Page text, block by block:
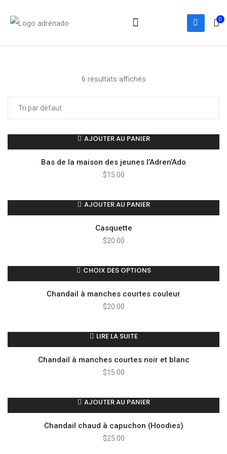
0
6 résultats affichés
AJOUTER AU PANIER
Bas de la maison des jeunes l’Adren’Ado
$15.00
AJOUTER AU PANIER
Casquette
$20.00
CHOIX DES OPTIONS
Chandail à manches courtes couleur
$20.00
LIRE LA SUITE
Chandail à manches courtes noir et blanc
$15.00
AJOUTER AU PANIER
Chandail chaud à capuchon (Hoodies)
$25.00